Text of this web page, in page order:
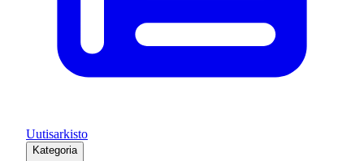
Uutisarkisto
Kategoria